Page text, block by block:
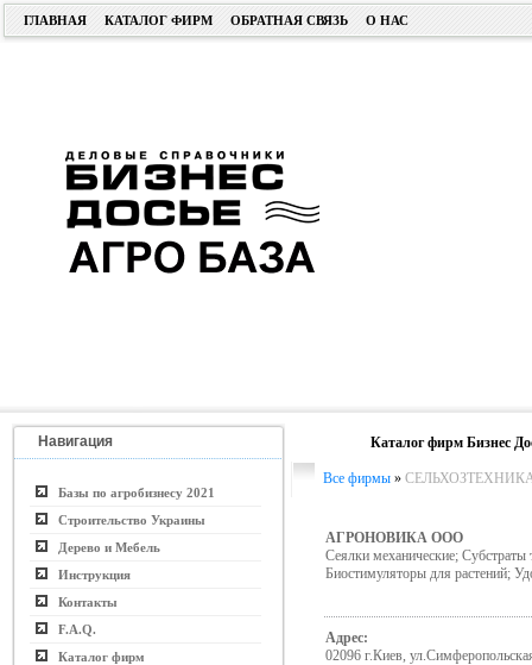
ГЛАВНАЯ КАТАЛОГ ФИРМ ОБРАТНАЯ СВЯЗЬ О НАС
Навигация
Базы по агробизнесу 2021
Строительство Украины
Дерево и Мебель
Инструкция
Контакты
F.A.Q.
Каталог фирм
Каталог фирм Бизнес
Все фирмы »
АГРОНОВИКА ООО
Сеялки механические;
Биостимуляторы для растений;
Адрес:
02096 г.Киев,